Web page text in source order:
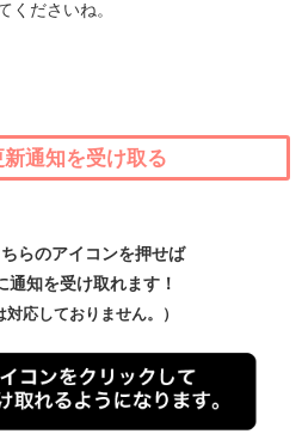
くださいね。
通知を受け取る
らのアイコンを押せば
通知を受け取れます！
応しておりません。）